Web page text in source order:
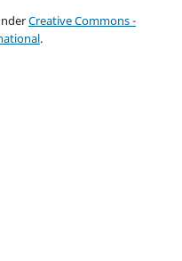
Creative Commons -
.